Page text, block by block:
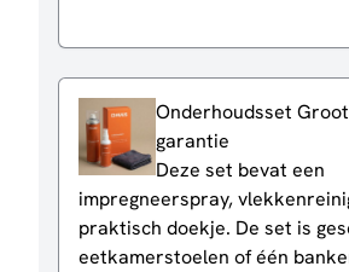
Onderhoudsset
garantie
Deze set bevat een
impregneerspray,
praktisch doekje. De set is
eetkamerstoelen of één